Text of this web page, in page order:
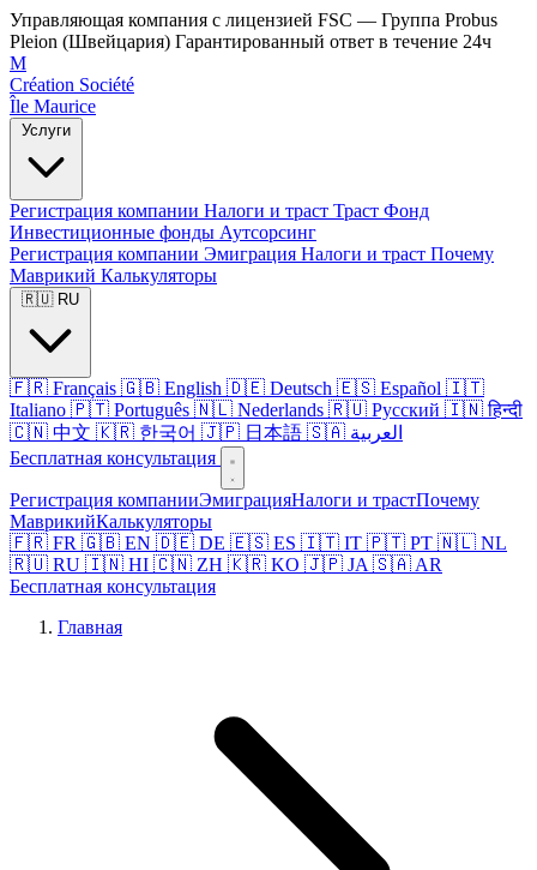
Управляющая компания с лицензией FSC — Группа Probus
Pleion (Швейцария) Гарантированный ответ в течение 24ч
M
Création Société
Île Maurice
Регистрация компании Налоги и траст Траст Фонд
Инвестиционные фонды Аутсорсинг
Регистрация компании Эмиграция Налоги и траст Почему
Маврикий Калькуляторы
🇫🇷 Français 🇬🇧 English 🇩🇪 Deutsch 🇪🇸 Español 🇮🇹
Italiano 🇵🇹 Português 🇳🇱 Nederlands 🇷🇺 Русский 🇮🇳 हिन्दी
🇨🇳 中文 🇰🇷 한국어 🇯🇵 日本語
🇸🇦 العربية
Бесплатная консультация
Регистрация компанииЭмиграцияНалоги и трастПочему
МаврикийКалькуляторы
🇫🇷 FR 🇬🇧 EN 🇩🇪 DE 🇪🇸 ES 🇮🇹 IT 🇵🇹 PT 🇳🇱 NL
🇷🇺 RU 🇮🇳 HI 🇨🇳 ZH 🇰🇷 KO 🇯🇵 JA 🇸🇦 AR
Бесплатная консультация
Главная